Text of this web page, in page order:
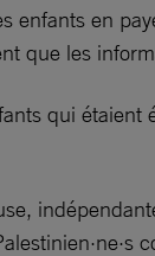
enfants en
que les
qui étaient